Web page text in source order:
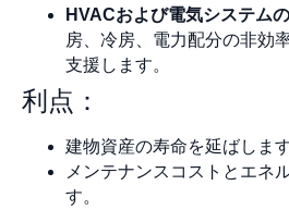
HVACおよび電気システム
房、冷房、電力配分の非効
支援します。
利点：
建物資産の寿命を延ばします
メンテナンスコストとエネ
す。